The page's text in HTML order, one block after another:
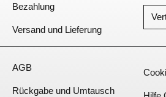
Bezahlung
Versand und Lieferung
AGB
Rückgabe und Umtausch